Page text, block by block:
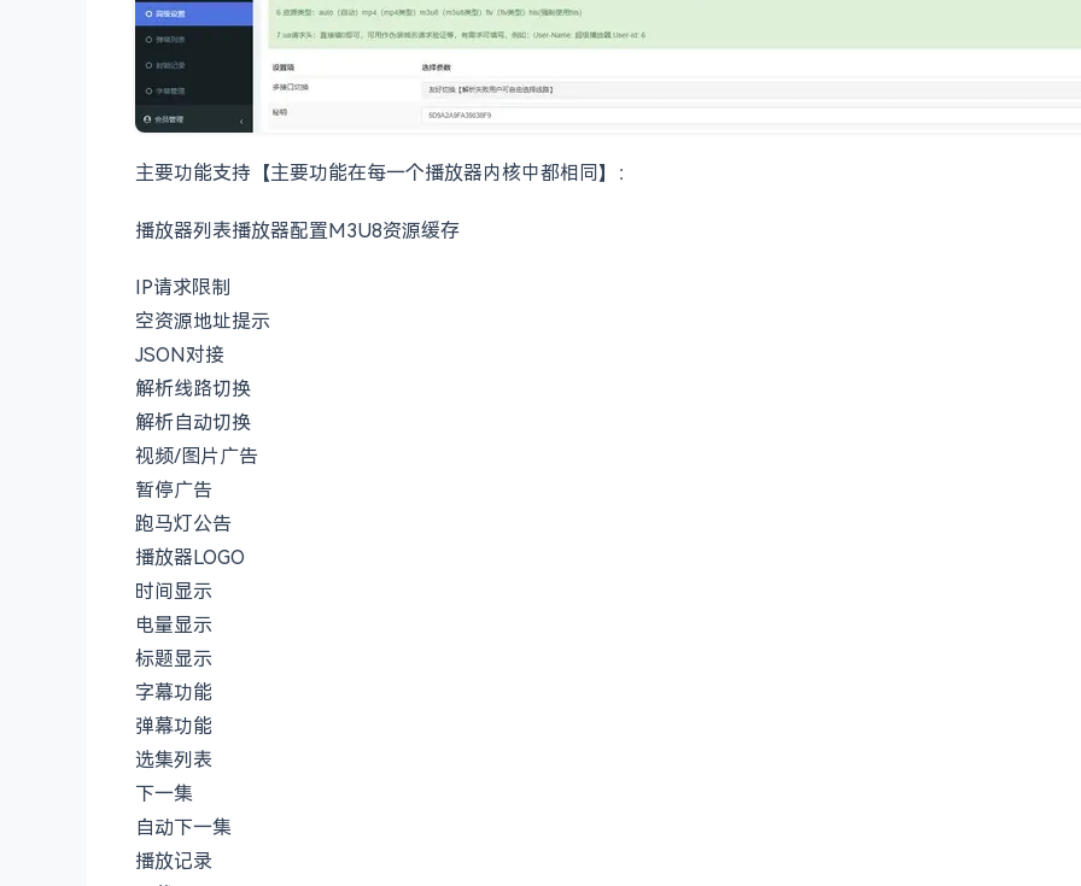
主要功能支持【主要功能在每一个播放器内核中都相同】：
播放器列表播放器配置M3U8资源缓存
IP请求限制
空资源地址提示
JSON对接
解析线路切换
解析自动切换
视频/图片广告
暂停广告
跑马灯公告
播放器LOGO
时间显示
电量显示
标题显示
字幕功能
弹幕功能
选集列表
下一集
自动下一集
播放记录